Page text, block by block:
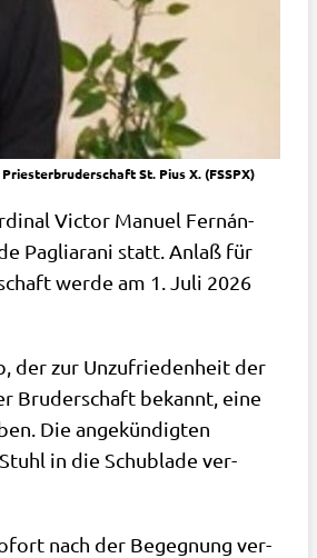
St. Pius X. (FSSPX)
Vic­tor Manu­el Fernán­
Pagli­a­ra­ni statt. Anlaß für
wer­de am 1. Juli 2026
der zur Unzu­frie­den­heit der
Bru­der­schaft bekannt, eine
Die ange­kün­dig­ten
in die Schub­la­de ver­
nach der Begeg­nung ver­